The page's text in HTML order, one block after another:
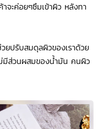
าจะค่อยๆซึมเข้าผิว หลังทา
ยปรับสมดุลผิวของเราด้วย
ม่มีส่วนผสมของน้ำมัน คนผิว